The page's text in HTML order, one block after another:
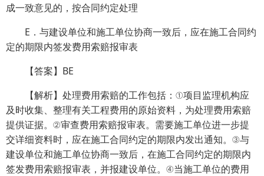
成一致意见的，按合同约定处理
E．与建设单位和施工单位协商一致后，应在施工合同约
定的期限内签发费用索赔报审表
【答案】BE
【解析】处理费用索赔的工作包括：①项目监理机构应
及时收集、整理有关工程费用的原始资料，为处理费用索赔
提供证据。②审查费用索赔报审表。需要施工单位进一步提
交详细资料时，应在施工合同约定的期限内发出通知。③与
建设单位和施工单位协商一致后，在施工合同约定的期限内
签发费用索赔报审表，并报建设单位。④当施工单位的费用